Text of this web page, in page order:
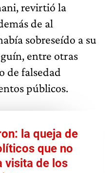
revirtió la
de al
sobreseído a su
entre otras
de falsedad
públicos.
la queja de
que no
visita de los